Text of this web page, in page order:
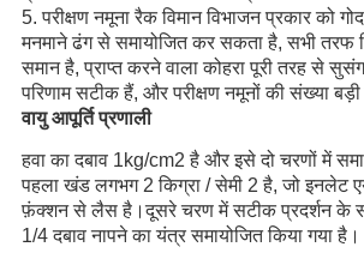
5. परीक्षण नमूना रैक विमान विभाजन प्रकार को
मनमाने ढंग से समायोजित कर सकता है, सभी तरफ
समान है, प्राप्त करने वाला कोहरा पूरी तरह से
परिणाम सटीक हैं, और परीक्षण नमूनों की संख्या बड़ी
वायु आपूर्ति प्रणाली
हवा का दबाव 1kg/cm2 है और इसे दो चरणों में
पहला खंड लगभग 2 किग्रा / सेमी 2 है, जो इनलेट
फ़ंक्शन से लैस है।दूसरे चरण में सटीक प्रदर्शन के
1/4 दबाव नापने का यंत्र समायोजित किया गया है।